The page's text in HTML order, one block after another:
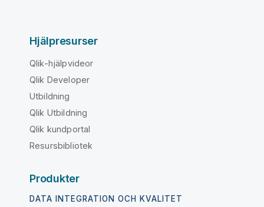
Hjälpresurser
Qlik-hjälpvideor
Qlik Developer
Utbildning
Qlik Utbildning
Qlik kundportal
Resursbibliotek
Produkter
DATA INTEGRATION OCH KVALITET